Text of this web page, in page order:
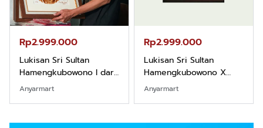
Rp2.999.000
Lukisan Sri Sultan
Hamengkubowono I dari
Kopi Karya Rudi Winarso
Anyarmart
Rp2.999.000
Lukisan Sri Sultan
Hamengkubowono X
dari Kopi Karya Rudi
Winarso
Anyarmart